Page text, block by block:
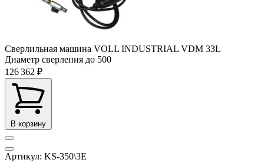
Сверлильная машина VOLL INDUSTRIAL VDM 33L
Диаметр сверления до 500
126 362 ₽
В корзину
Артикул: KS-350\3E